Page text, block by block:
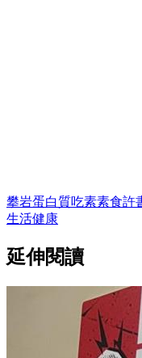
攀岩蛋白質吃素素食許
生活健康
延伸閱讀